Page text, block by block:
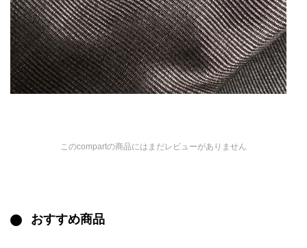
このcompartの商品にはまだレビューがありません
おすすめ商品